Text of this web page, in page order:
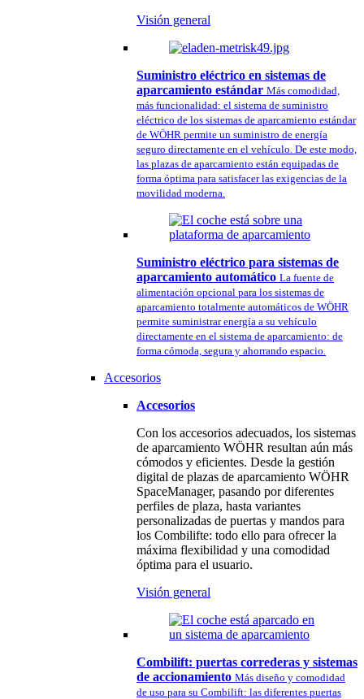
Visión general
Suministro eléctrico en sistemas de
aparcamiento estándar Más comodidad,
más funcionalidad: el sistema de suministro
eléctrico de los sistemas de aparcamiento estándar
de WÖHR permite un suministro de energía
seguro directamente en el vehículo. De este modo,
las plazas de aparcamiento están equipadas de
forma óptima para satisfacer las exigencias de la
movilidad moderna.
Suministro eléctrico para sistemas de
aparcamiento automático La fuente de
alimentación opcional para los sistemas de
aparcamiento totalmente automáticos de WÖHR
permite suministrar energía a su vehículo
directamente en el sistema de aparcamiento: de
forma cómoda, segura y ahorrando espacio.
Accesorios
Accesorios
Con los accesorios adecuados, los sistemas
de aparcamiento WÖHR resultan aún más
cómodos y eficientes. Desde la gestión
digital de plazas de aparcamiento WÖHR
SpaceManager, pasando por diferentes
perfiles de plaza, hasta variantes
personalizadas de puertas y mandos para
los Combilifte: todo ello para ofrecer la
máxima flexibilidad y una comodidad
óptima para el usuario.
Visión general
Combilift: puertas correderas y sistemas
de accionamiento Más diseño y comodidad
de uso para su Combilift: las diferentes puertas